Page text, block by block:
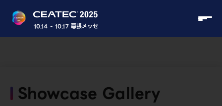
10.14 - 10.17 幕張メッセ
Showcase Gallery